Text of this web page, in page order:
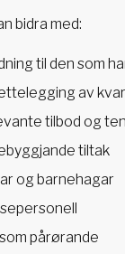
bidra med:
til den som
av
tilbod og
tiltak
og barnehagar
pårørande